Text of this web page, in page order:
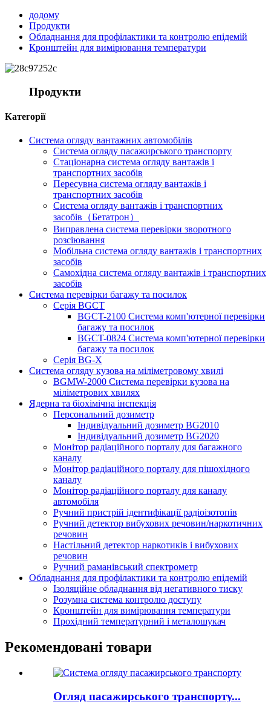
додому
Продукти
Обладнання для профілактики та контролю епідемій
Кронштейн для вимірювання температури
Продукти
Категорії
Система огляду вантажних автомобілів
Система огляду пасажирського транспорту
Стаціонарна система огляду вантажів і
транспортних засобів
Пересувна система огляду вантажів і
транспортних засобів
Система огляду вантажів і транспортних
засобів（Бетатрон）
Виправлена ​​система перевірки зворотного
розсіювання
Мобільна система огляду вантажів і транспортних
засобів
Самохідна система огляду вантажів і транспортних
засобів
Система перевірки багажу та посилок
Серія BGCT
BGCT-2100 Система комп'ютерної перевірки
багажу та посилок
BGCT-0824 Система комп'ютерної перевірки
багажу та посилок
Серія BG-X
Система огляду кузова на міліметровому хвилі
BGMW-2000 Система перевірки кузова на
міліметрових хвилях
Ядерна та біохімічна інспекція
Персональний дозиметр
Індивідуальний дозиметр BG2010
Індивідуальний дозиметр BG2020
Монітор радіаційного порталу для багажного
каналу
Монітор радіаційного порталу для пішохідного
каналу
Монітор радіаційного порталу для каналу
автомобіля
Ручний пристрій ідентифікації радіоізотопів
Ручний детектор вибухових речовин/наркотичних
речовин
Настільний детектор наркотиків і вибухових
речовин
Ручний раманівський спектрометр
Обладнання для профілактики та контролю епідемій
Ізоляційне обладнання від негативного тиску
Розумна система контролю доступу
Кронштейн для вимірювання температури
Прохідний температурний і металошукач
Рекомендовані товари
Огляд пасажирського транспорту...